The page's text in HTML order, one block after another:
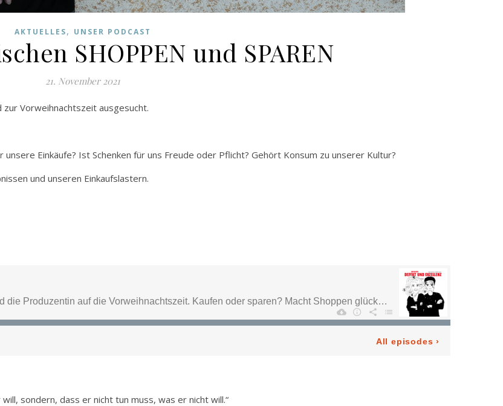
AKTUELLES, UNSER PODCAST
SHOPPEN und SPAREN
21. November 2021
Vorweihnachtszeit ausgesucht.
Einkäufe? Ist Schenken für uns Freude oder Pflicht? Gehört Konsum zu unserer Kultur?
und unseren Einkaufslastern.
sondern, dass er nicht tun muss, was er nicht will.“